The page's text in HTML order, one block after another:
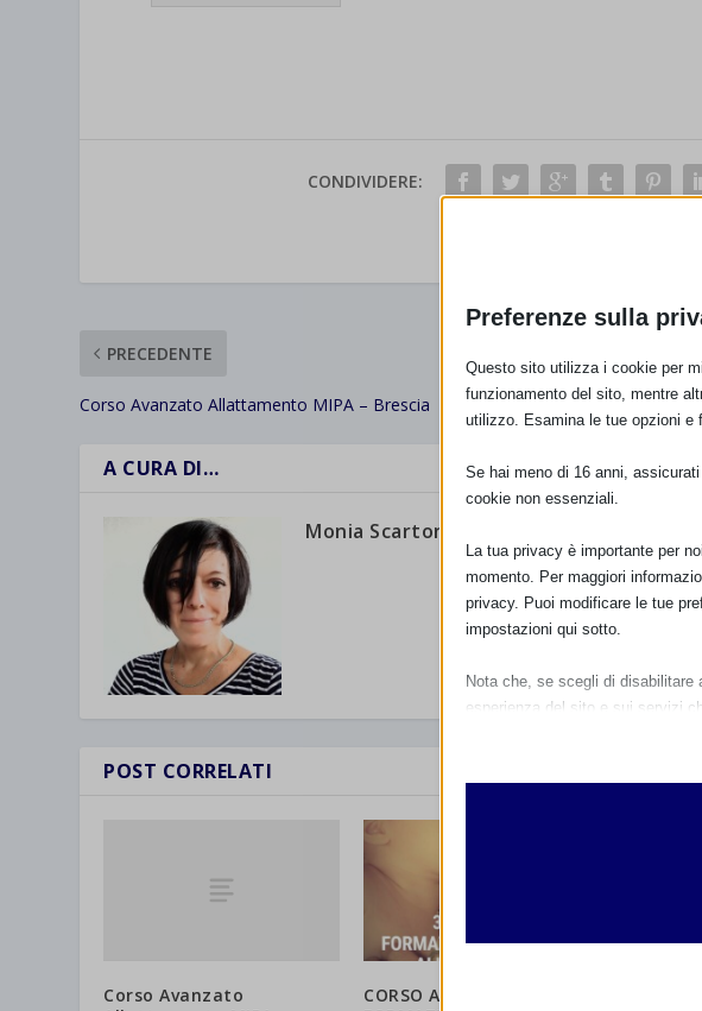
CONDIVIDERE:
PRECEDENTE
Corso Avanzato Allattamento MIPA – Brescia
A CURA DI…
Monia Scarton
POST CORRELATI
Corso Avanzato
CORSO ALLATTAMENTO
Preferenze sulla
Questo sito utilizza i cookie per
funzionamento del sito, mentre
utilizzo. Esamina le tue opzioni e
Se hai meno di 16 anni,
cookie non essenziali.
La tua privacy è importante per
momento. Per maggiori
privacy. Puoi modificare le tue
impostazioni qui sotto.
Nota che, se scegli di disabilitare
esperienza del sito e sui servizi
funzionamento del sito web.
I cookie di statistica
informazioni su come i